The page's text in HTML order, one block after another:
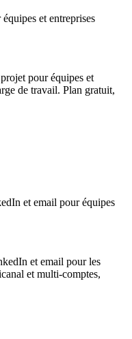
et entreprises
pour équipes et
de travail. Plan gratuit,
et email pour équipes
et email pour les
et multi-comptes,